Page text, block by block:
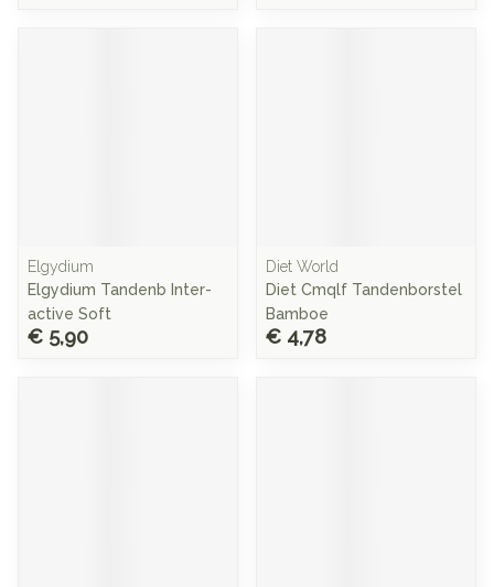
Elgydium
Elgydium Tandenb Inter-
active Soft
€ 5,90
Diet World
Diet Cmqlf Tandenborstel
Bamboe
€ 4,78